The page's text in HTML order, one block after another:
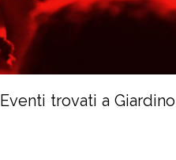
Eventi trovati a